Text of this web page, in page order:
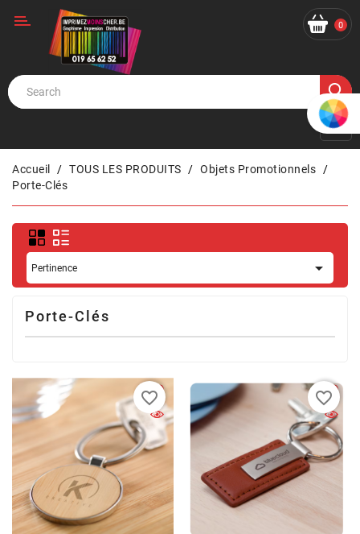
Catégorie
0
Accueil TOUS LES PRODUITS
Objets Promotionnels
Porte-Clés
Pertinence 
Porte-Clés
favorite_border favorite_border